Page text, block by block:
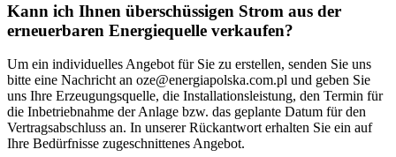
Kann ich Ihnen überschüssigen Strom aus der
erneuerbaren Energiequelle verkaufen?
Um ein individuelles Angebot für Sie zu erstellen, senden Sie uns
bitte eine Nachricht an oze@energiapolska.com.pl und geben Sie
uns Ihre Erzeugungsquelle, die Installationsleistung, den Termin für
die Inbetriebnahme der Anlage bzw. das geplante Datum für den
Vertragsabschluss an. In unserer Rückantwort erhalten Sie ein auf
Ihre Bedürfnisse zugeschnittenes Angebot.